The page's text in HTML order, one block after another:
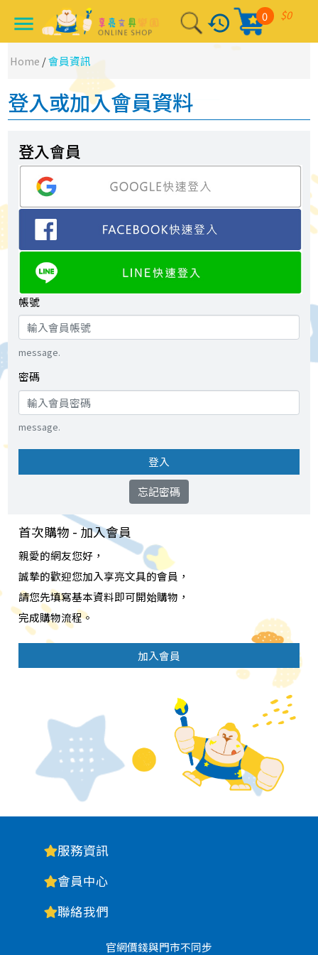
menu history $0
0
Home /會員資訊
登入或加入會員資料
登入會員
帳號
message.
密碼
message.
登入
忘記密碼
首次購物 - 加入會員
親愛的網友您好，
誠摯的歡迎您加入享亮文具的會員，
請您先填寫基本資料即可開始購物，
完成購物流程。
加入會員
服務資訊
會員中心
聯絡我們
官網價錢與門市不同步